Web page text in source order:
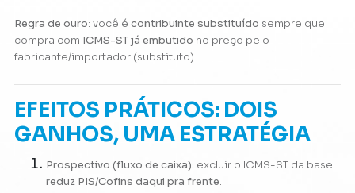
Regra de ouro: você é contribuinte substituído sempre que
compra com ICMS-ST já embutido no preço pelo
fabricante/importador (substituto).
EFEITOS PRÁTICOS: DOIS
GANHOS, UMA ESTRATÉGIA
Prospectivo (fluxo de caixa): excluir o ICMS-ST da base
reduz PIS/Cofins daqui pra frente.